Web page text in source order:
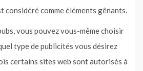
considéré comme éléments gênants.
vous pouvez vous-même choisir
type de publicités vous désirez
certains sites web sont autorisés à